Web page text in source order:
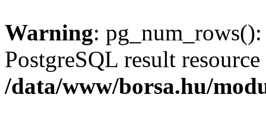
Warning:
PostgreSQL result
/data/www/borsa.hu/